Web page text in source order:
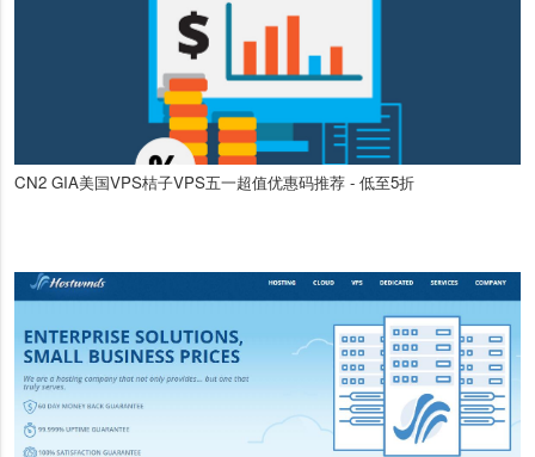
CN2 GIA美国VPS桔子VPS五一超值优惠码推荐 - 低至5折